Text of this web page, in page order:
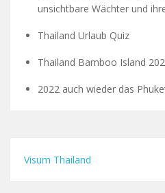
unsichtbare Wächter und
Thailand Urlaub Quiz
Thailand Bamboo Island
2022 auch wieder das
Visum Thailand